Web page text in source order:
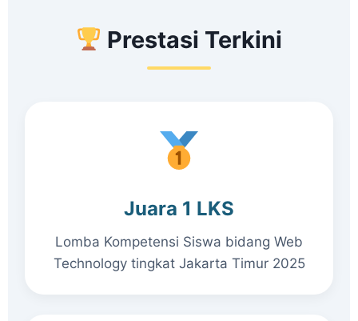
Prestasi Terkini
Juara 1 LKS
Lomba Kompetensi Siswa bidang Web
Technology tingkat Jakarta Timur 2025